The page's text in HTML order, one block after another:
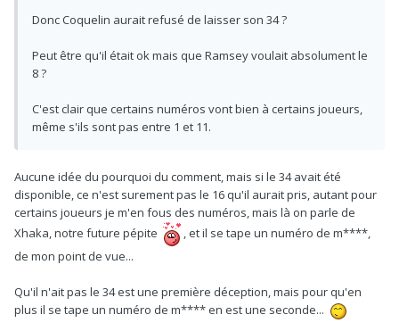
Donc Coquelin aurait refusé de laisser son 34 ?
Peut être qu'il était ok mais que Ramsey voulait absolument le
8 ?
C'est clair que certains numéros vont bien à certains joueurs,
même s'ils sont pas entre 1 et 11.
Aucune idée du pourquoi du comment, mais si le 34 avait été
disponible, ce n'est surement pas le 16 qu'il aurait pris, autant pour
certains joueurs je m'en fous des numéros, mais là on parle de
Xhaka, notre future pépite
, et il se tape un numéro de m****,
de mon point de vue...
Qu'il n'ait pas le 34 est une première déception, mais pour qu'en
plus il se tape un numéro de m**** en est une seconde...